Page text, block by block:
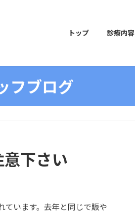
トップ 診療内容
フブログ
下さい
ています。去年と同じで賑や